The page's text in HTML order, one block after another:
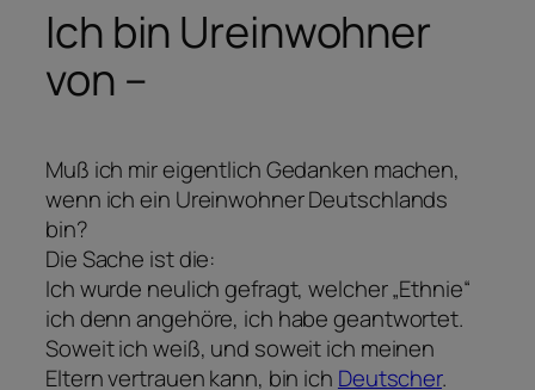
Ich bin Ureinwohner
von –
Muß ich mir eigentlich Gedanken machen,
wenn ich ein Ureinwohner Deutschlands
bin?
Die Sache ist die:
Ich wurde neulich gefragt, welcher „Ethnie“
ich denn angehöre, ich habe geantwortet.
Soweit ich weiß, und soweit ich meinen
Eltern vertrauen kann, bin ich Deutscher.